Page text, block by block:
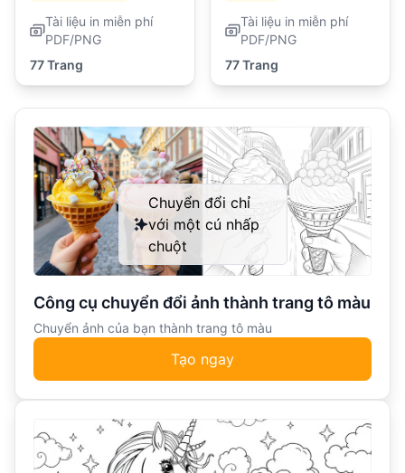
Tài liệu in miễn phí
PDF/PNG
77 Trang
Tài liệu in miễn phí
PDF/PNG
77 Trang
Chuyển đổi chỉ
với một cú nhấp
chuột
Công cụ chuyển đổi ảnh thành trang tô màu
Chuyển ảnh của bạn thành trang tô màu
Tạo ngay